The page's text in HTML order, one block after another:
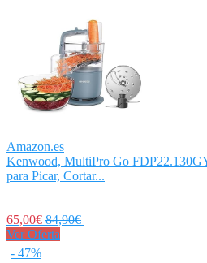
Amazon.es
Kenwood, MultiPro Go
para Picar, Cortar...
65,00€ 84,90€
Ver Oferta
- 47%